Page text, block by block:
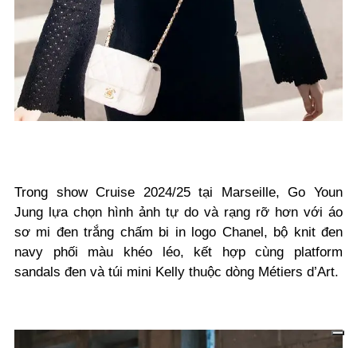
Trong show Cruise 2024/25 tại Marseille, Go Youn
Jung lựa chọn hình ảnh tự do và rạng rỡ hơn với áo
sơ mi đen trắng chấm bi in logo Chanel, bộ knit đen
navy phối màu khéo léo, kết hợp cùng platform
sandals đen và túi mini Kelly thuộc dòng Métiers d’Art.